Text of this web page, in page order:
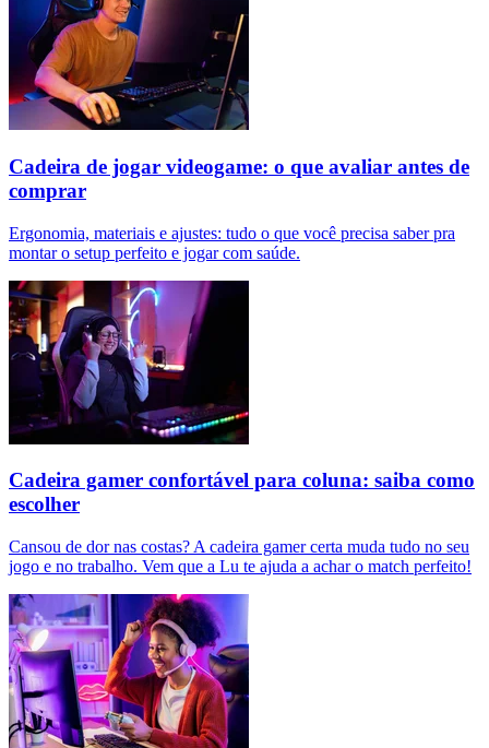
Cadeira de jogar videogame: o que avaliar antes de
comprar
Ergonomia, materiais e ajustes: tudo o que você precisa saber pra
montar o setup perfeito e jogar com saúde.
Cadeira gamer confortável para coluna: saiba como
escolher
Cansou de dor nas costas? A cadeira gamer certa muda tudo no seu
jogo e no trabalho. Vem que a Lu te ajuda a achar o match perfeito!